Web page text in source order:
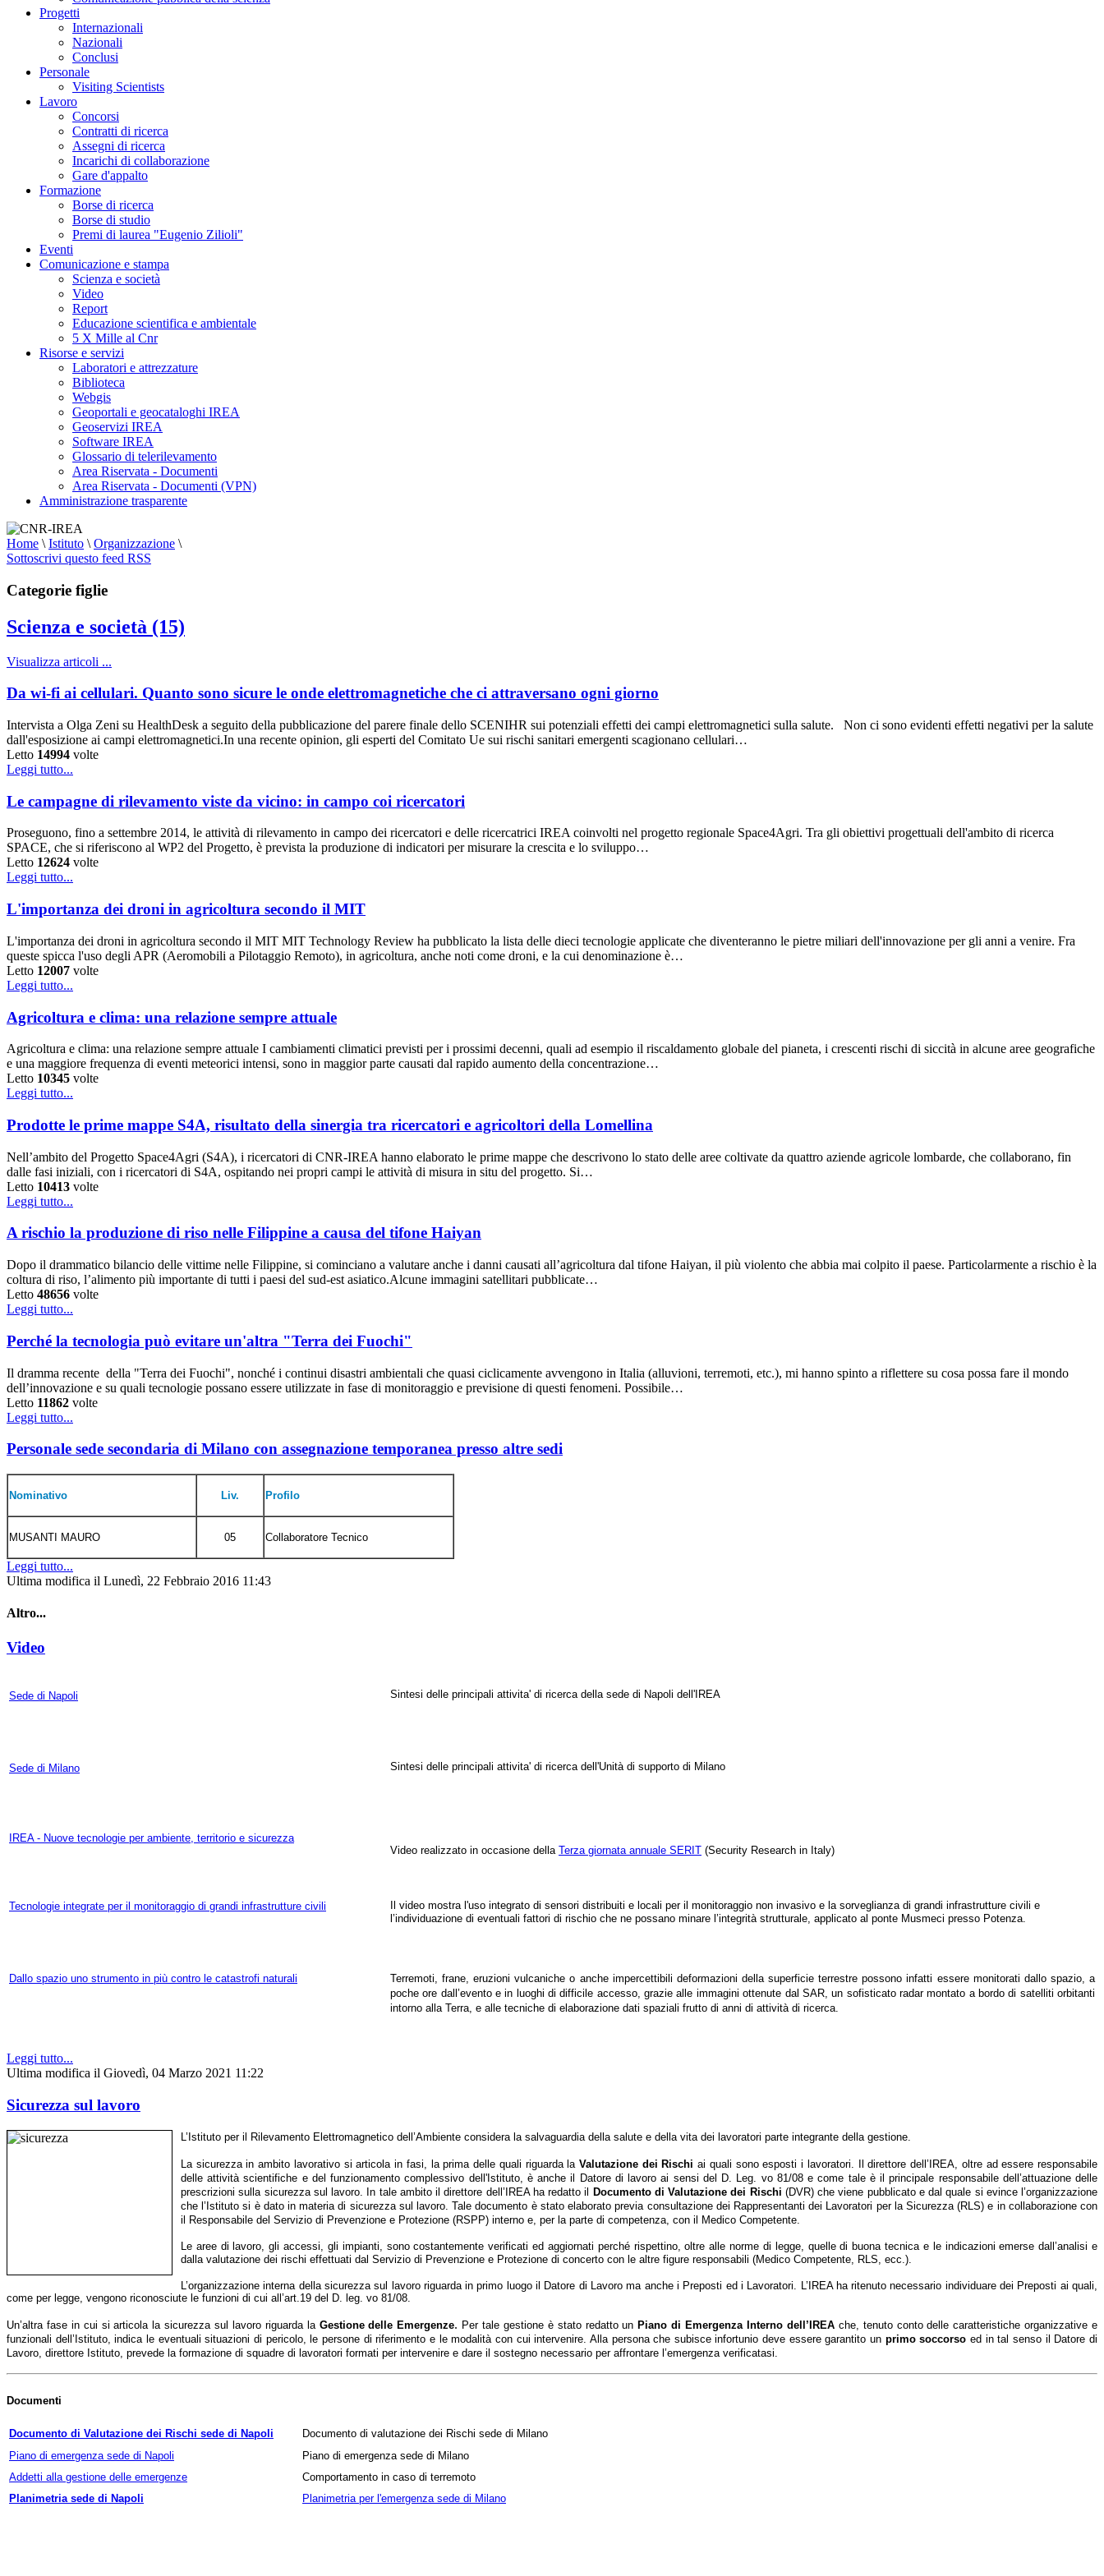
Progetti
Internazionali
Nazionali
Conclusi
Personale
Visiting Scientists
Lavoro
Concorsi
Contratti di ricerca
Assegni di ricerca
Incarichi di collaborazione
Gare d'appalto
Formazione
Borse di ricerca
Borse di studio
Premi di laurea "Eugenio Zilioli"
Eventi
Comunicazione e stampa
Scienza e società
Video
Report
Educazione scientifica e ambientale
5 X Mille al Cnr
Risorse e servizi
Laboratori e attrezzature
Biblioteca
Webgis
Geoportali e geocataloghi IREA
Geoservizi IREA
Software IREA
Glossario di telerilevamento
Area Riservata - Documenti
Area Riservata - Documenti (VPN)
Amministrazione trasparente
Home \ Istituto \ Organizzazione \
Sottoscrivi questo feed RSS
Categorie figlie
Scienza e società (15)
Visualizza articoli ...
Da wi-fi ai cellulari. Quanto sono sicure le onde elettromagnetiche che ci attraversano ogni giorno
Intervista a Olga Zeni su HealthDesk a seguito della pubblicazione del parere finale dello SCENIHR sui potenziali effetti dei campi elettromagnetici sulla salute. Non ci sono evidenti effetti negativi per la salute
dall'esposizione ai campi elettromagnetici.In una recente opinion, gli esperti del Comitato Ue sui rischi sanitari emergenti scagionano cellulari…
Letto 14994 volte
Leggi tutto...
Le campagne di rilevamento viste da vicino: in campo coi ricercatori
Proseguono, fino a settembre 2014, le attività di rilevamento in campo dei ricercatori e delle ricercatrici IREA coinvolti nel progetto regionale Space4Agri. Tra gli obiettivi progettuali dell'ambito di ricerca
SPACE, che si riferiscono al WP2 del Progetto, è prevista la produzione di indicatori per misurare la crescita e lo sviluppo…
Letto 12624 volte
Leggi tutto...
L'importanza dei droni in agricoltura secondo il MIT
L'importanza dei droni in agricoltura secondo il MIT MIT Technology Review ha pubblicato la lista delle dieci tecnologie applicate che diventeranno le pietre miliari dell'innovazione per gli anni a venire. Fra
queste spicca l'uso degli APR (Aeromobili a Pilotaggio Remoto), in agricoltura, anche noti come droni, e la cui denominazione è…
Letto 12007 volte
Leggi tutto...
Agricoltura e clima: una relazione sempre attuale
Agricoltura e clima: una relazione sempre attuale I cambiamenti climatici previsti per i prossimi decenni, quali ad esempio il riscaldamento globale del pianeta, i crescenti rischi di siccità in alcune aree geografiche
e una maggiore frequenza di eventi meteorici intensi, sono in maggior parte causati dal rapido aumento della concentrazione…
Letto 10345 volte
Leggi tutto...
Prodotte le prime mappe S4A, risultato della sinergia tra ricercatori e agricoltori della Lomellina
Nell’ambito del Progetto Space4Agri (S4A), i ricercatori di CNR-IREA hanno elaborato le prime mappe che descrivono lo stato delle aree coltivate da quattro aziende agricole lombarde, che collaborano, fin
dalle fasi iniziali, con i ricercatori di S4A, ospitando nei propri campi le attività di misura in situ del progetto. Si…
Letto 10413 volte
Leggi tutto...
A rischio la produzione di riso nelle Filippine a causa del tifone Haiyan
Dopo il drammatico bilancio delle vittime nelle Filippine, si cominciano a valutare anche i danni causati all’agricoltura dal tifone Haiyan, il più violento che abbia mai colpito il paese. Particolarmente a rischio è la
coltura di riso, l’alimento più importante di tutti i paesi del sud-est asiatico.Alcune immagini satellitari pubblicate…
Letto 48656 volte
Leggi tutto...
Perché la tecnologia può evitare un'altra "Terra dei Fuochi"
Il dramma recente della "Terra dei Fuochi", nonché i continui disastri ambientali che quasi ciclicamente avvengono in Italia (alluvioni, terremoti, etc.), mi hanno spinto a riflettere su cosa possa fare il mondo
dell’innovazione e su quali tecnologie possano essere utilizzate in fase di monitoraggio e previsione di questi fenomeni. Possibile…
Letto 11862 volte
Leggi tutto...
Personale sede secondaria di Milano con assegnazione temporanea presso altre sedi
Nominativo Liv. Profilo
MUSANTI MAURO 05 Collaboratore Tecnico
Leggi tutto...
Ultima modifica il Lunedì, 22 Febbraio 2016 11:43
Altro...
Video
Sede di Napoli Sintesi delle principali attivita' di ricerca della sede di Napoli dell'IREA
Sede di Milano Sintesi delle principali attivita' di ricerca dell'Unità di supporto di Milano
IREA - Nuove tecnologie per ambiente, territorio e sicurezza
Video realizzato in occasione della Terza giornata annuale SERIT (Security Research in Italy)
Tecnologie integrate per il monitoraggio di grandi infrastrutture civili
Il video mostra l'uso integrato di sensori distribuiti e locali per il monitoraggio non invasivo e la sorveglianza di grandi infrastrutture civili e
l’individuazione di eventuali fattori di rischio che ne possano minare l’integrità strutturale, applicato al ponte Musmeci presso Potenza.
Dallo spazio uno strumento in più contro le catastrofi naturali
Terremoti, frane, eruzioni vulcaniche o anche impercettibili deformazioni della superficie terrestre possono infatti essere monitorati dallo spazio, a
poche ore dall’evento e in luoghi di difficile accesso, grazie alle immagini ottenute dal SAR, un sofisticato radar montato a bordo di satelliti orbitanti
intorno alla Terra, e alle tecniche di elaborazione dati spaziali frutto di anni di attività di ricerca.
Leggi tutto...
Ultima modifica il Giovedì, 04 Marzo 2021 11:22
Sicurezza sul lavoro
L’Istituto per il Rilevamento Elettromagnetico dell’Ambiente considera la salvaguardia della salute e della vita dei lavoratori parte integrante della gestione.
La sicurezza in ambito lavorativo si articola in fasi, la prima delle quali riguarda la Valutazione dei Rischiai quali sono esposti i lavoratori. Il direttore dell’IREA, oltre ad essere responsabile
delle attività scientifiche e del funzionamento complessivo dell'Istituto, è anche il Datore di lavoro ai sensi del D. Leg. vo 81/08 e come tale è il principale responsabile dell’attuazione delle
prescrizioni sulla sicurezza sul lavoro. In tale ambito il direttore dell’IREA ha redatto il Documento di Valutazione dei Rischi (DVR)che viene pubblicato e dal quale si evince l’organizzazione
che l’Istituto si è dato in materia di sicurezza sul lavoro.Tale documento è stato elaborato previa consultazione dei Rappresentanti dei Lavoratori per la Sicurezza (RLS) e in collaborazione con
il Responsabile del Servizio di Prevenzione e Protezione (RSPP) interno e, per la parte di competenza, con il Medico Competente.
Le aree di lavoro, gli accessi, gli impianti, sono costantemente verificati ed aggiornati perché rispettino, oltre alle norme di legge, quelle di buona tecnica e le indicazioni emerse dall’analisi e
dalla valutazione dei rischi effettuati dal Servizio di Prevenzione e Protezione di concerto con le altre figure responsabili (Medico Competente, RLS, ecc.).
L’organizzazione interna della sicurezza sul lavoro riguarda in primo luogo il Datore di Lavoro ma anche i Preposti ed i Lavoratori. L’IREA ha ritenuto necessario individuare dei Preposti ai quali,
come per legge, vengono riconosciute le funzioni di cui all’art.19 del D. leg. vo 81/08.
Un’altra fase in cui si articola la sicurezza sul lavoro riguarda la Gestione delle Emergenze. Per tale gestione è stato redatto unPiano di Emergenza Interno dell’IREAche, tenuto conto delle caratteristiche organizzative e
funzionali dell’Istituto,indica le eventuali situazioni di pericolo, le persone di riferimento e le modalità con cui intervenire. Alla persona che subisce infortunio deve essere garantito un primo soccorso ed in tal senso il Datore di
Lavoro, direttore Istituto, prevede la formazione di squadre di lavoratori formati per intervenire e dare il sostegno necessario per affrontare l’emergenza verificatasi.
Documenti
Documento di Valutazione dei Rischi sede di Napoli
Documento di valutazione dei Rischi sede di Milano
Piano di emergenza sede di Napoli
Piano di emergenza sede di Milano
Addetti alla gestione delle emergenze
Comportamento in caso di terremoto
Planimetria sede di Napoli
Planimetria per l'emergenza sede di Milano